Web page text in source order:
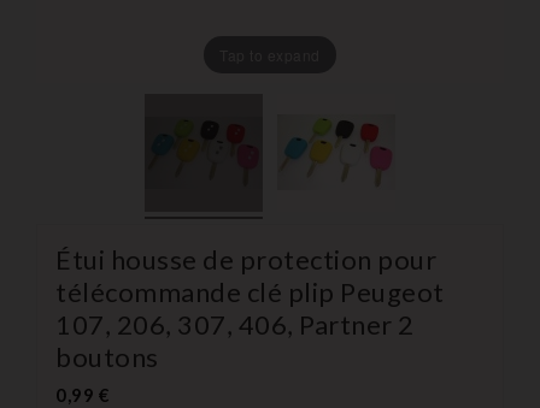
Étui housse de protection pour
télécommande clé plip Peugeot
107, 206, 307, 406, Partner 2
boutons
0,99 €